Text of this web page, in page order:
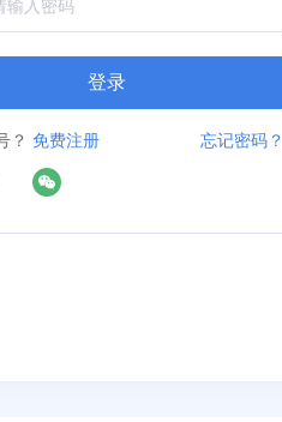
登录
？ 免费注册 忘记密码？